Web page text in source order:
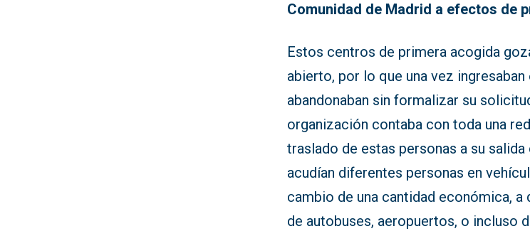
Comunidad de Madrid a efectos de
Estos centros de primera acogida
abierto, por lo que una vez
abandonaban sin formalizar su
organización contaba con toda una
traslado de estas personas a su
acudían diferentes personas en
cambio de una cantidad económica,
de autobuses, aeropuertos, o incluso